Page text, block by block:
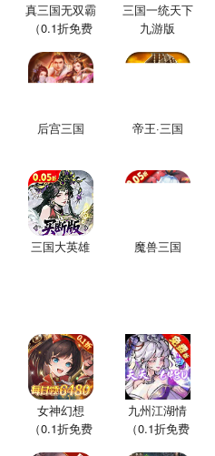
真三国无双霸
（0.1折免费
三国一统天下
九游版
后宫三国 帝王·三国
三国大英雄 魔兽三国
女神幻想
（0.1折免费
九州江湖情
（0.1折免费